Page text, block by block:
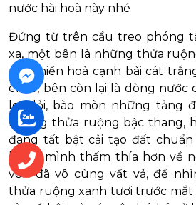
nước hài hoà này nhé
Đứng từ trên cầu treo phóng
xa, một bên là những thửa
nằm hiền hoà cạnh bãi cát
êm ả, bên còn lại là dòng nước
len lỏi, bào mòn những tảng
những thửa ruộng bậc thang,
đang tất bật cải tạo đất
khiến mình thấm thía hơn về
vốn đã vô cùng vất vả, để
thửa ruộng xanh tươi trước mắt